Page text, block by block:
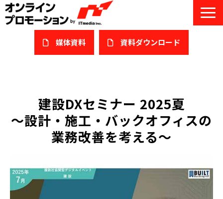
媒体資料 ​資料ダウンロード
私たちについて
サービスガイド/お役立ち資料
課題/ターゲット別で探す
オンライン展示会/協賛ウェビナー
建設DXセミナー 2025夏
～設計・施工・バックオフィスの
業務改善を考える～